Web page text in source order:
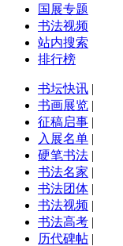
国展专题
书法视频
站内搜索
排行榜
书坛快讯 |
书画展览 |
征稿启事 |
入展名单 |
硬笔书法 |
书法名家 |
书法团体 |
书法视频 |
书法高考 |
历代碑帖 |